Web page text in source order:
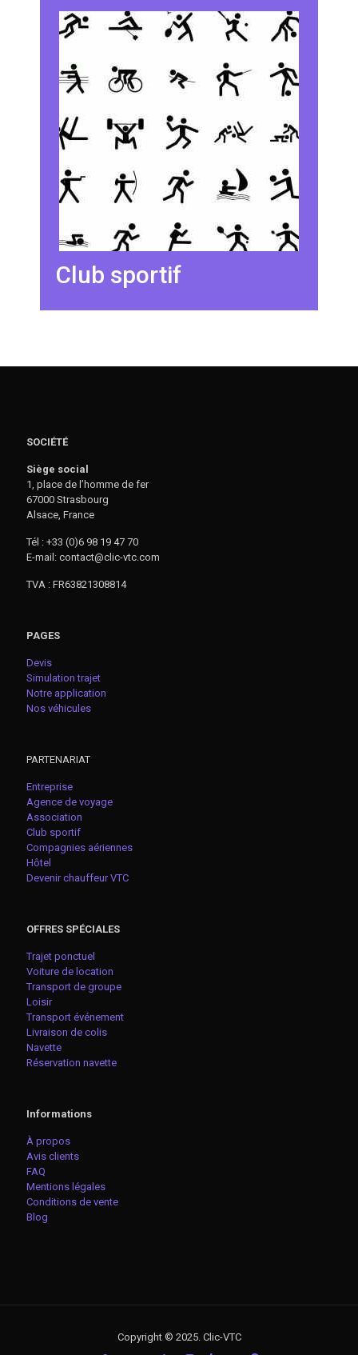
Club sportif
SOCIÉTÉ
Siège social
1, place de l’homme de fer
67000 Strasbourg
Alsace, France
Tél : +33 (0)6 98 19 47 70
E-mail: contact@clic-vtc.com
TVA : FR63821308814
PAGES
Devis
Simulation trajet
Notre application
Nos véhicules
PARTENARIAT
Entreprise
Agence de voyage
Association
Club sportif
Compagnies aériennes
Hôtel
Devenir chauffeur VTC
OFFRES SPÉCIALES
Trajet ponctuel
Voiture de location
Transport de groupe
Loisir
Transport événement
Livraison de colis
Navette
Réservation navette
Informations
À propos
Avis clients
FAQ
Mentions légales
Conditions de vente
Blog
Copyright © 2025. Clic-VTC